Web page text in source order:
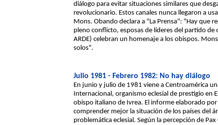
diálogo para evitar situaciones similares que
revolucionario. Estos canales nunca llegaron a
Mons. Obando declara a "La Prensa": "Hay que
pleno conflicto, esposas de líderes del partido
ARDE) celebran un homenaje a los obispos.
solos".
Julio 1981 - Febrero 1982: No hay diálogo
En junio y julio de 1981 viene a Centroamérica
Internacional, organismo eclesial de prestigio en
obispo italiano de Ivrea. El informe elaborado
comprender mejor la situación de los países del
problemática eclesial. Según la percepción de